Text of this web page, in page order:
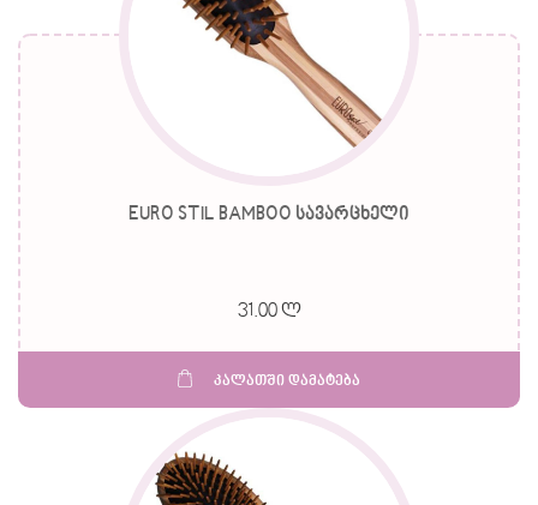
EURO STIL BAMBOO სავარცხელი
31.00 ლ
კალათში დამატება